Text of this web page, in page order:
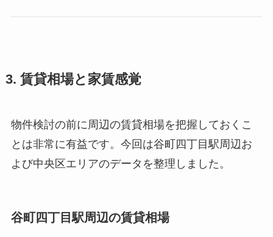
3. 賃貸相場と家賃感覚
物件検討の前に周辺の賃貸相場を把握しておくこ
とは非常に有益です。今回は谷町四丁目駅周辺お
よび中央区エリアのデータを整理しました。
谷町四丁目駅周辺の賃貸相場